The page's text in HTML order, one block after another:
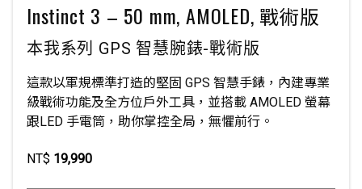
Instinct 3 – 50 mm, AMOLED, 戰術版
本我系列 GPS 智慧腕錶-戰術版
這款以軍規標準打造的堅固 GPS 智慧手錶，內建專業
級戰術功能及全方位戶外工具，並搭載 AMOLED 螢幕
跟LED 手電筒，助你掌控全局，無懼前行。
NT$ 19,990